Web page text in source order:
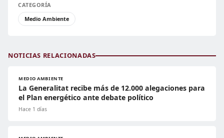
CATEGORÍA
Medio Ambiente
NOTICIAS RELACIONADAS
MEDIO AMBIENTE
La Generalitat recibe más de 12.000 alegaciones para
el Plan energético ante debate político
Hace 1 días